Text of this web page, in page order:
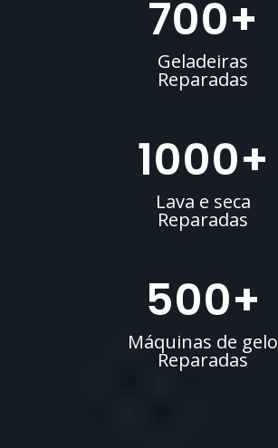
700+
Geladeiras
Reparadas
1000+
Lava e seca
Reparadas
500+
Máquinas de gelo
Reparadas